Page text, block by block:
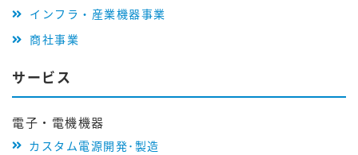
インフラ・産業機器事業
商社事業
サービス
電子・電機機器
カスタム電源開発･製造